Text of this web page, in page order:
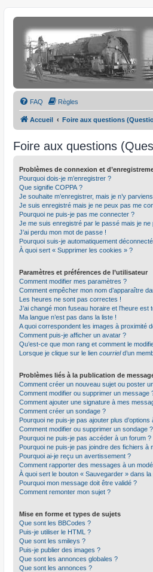
FAQ Règles
Accueil Foire aux questions
Foire aux questions
Problèmes de connexion et
Pourquoi dois-je m’enregistrer ?
Que signifie COPPA ?
Je souhaite m’enregistrer, mais je n’y
Je suis enregistré mais je ne peux pas me
Pourquoi ne puis-je pas me connecter ?
Je me suis enregistré par le passé mais je
J’ai perdu mon mot de passe !
Pourquoi suis-je automatiquement
À quoi sert « Supprimer les cookies » ?
Paramètres et préférences de l’utilisateur
Comment modifier mes paramètres ?
Comment empêcher mon nom d’apparaître
Les heures ne sont pas correctes !
J’ai changé mon fuseau horaire et l’heure est
Ma langue n’est pas dans la liste !
A quoi correspondent les images à proximité
Comment puis-je afficher un avatar ?
Qu’est-ce que mon rang et comment le
Lorsque je clique sur le lien courrield’un
Problèmes liés à la publication de
Comment créer un nouveau sujet ou poster
Comment modifier ou supprimer un message
Comment ajouter une signature à mes
Comment créer un sondage ?
Pourquoi ne puis-je pas ajouter plus
Comment modifier ou supprimer un sondage ?
Pourquoi ne puis-je pas accéder à un forum ?
Pourquoi ne puis-je pas joindre des fichiers à
Pourquoi ai-je reçu un avertissement ?
Comment rapporter des messages à un
À quoi sert le bouton « Sauvegarder » dans
Pourquoi mon message doit être validé ?
Comment remonter mon sujet ?
Mise en forme et types de sujets
Que sont les BBCodes ?
Puis-je utiliser le HTML ?
Que sont les smileys ?
Puis-je publier des images ?
Que sont les annonces globales ?
Que sont les annonces ?